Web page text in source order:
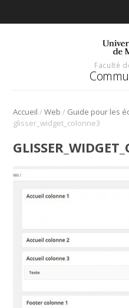
Faculté
Accueil /Web / Guide pour les
glisser_widget_colonne3